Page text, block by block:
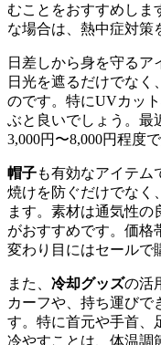
むことをおすすめしま
な場合は、熱中症対策
日差しから身を守るア
日光を遮るだけでなく
のです。特にUVカッ
ぶと良いでしょう。最
3,000円〜8,000円程度
帽子も有効なアイテム
焼けを防ぐだけでなく
ます。素材は通気性
がおすすめです。価格
変わり目にはセールで
また、 冷却グッズの活
カーフや、持ち運びで
す。特に首元や手首、
冷やすことは、体温調